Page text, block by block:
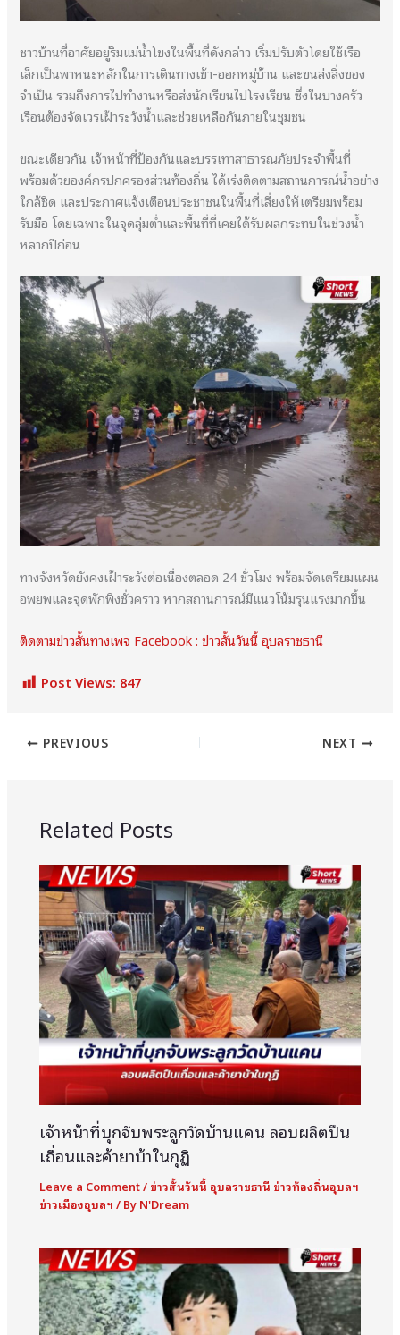
ชาวบ้านที่อาศัยอยู่ริมแม่น้ำโขงในพื้นที่ดังกล่าว เริ่มปรับตัวโดยใช้เรือ
เล็กเป็นพาหนะหลักในการเดินทางเข้า-ออกหมู่บ้าน และขนส่งสิ่งของ
จำเป็น รวมถึงการไปทำงานหรือส่งนักเรียนไปโรงเรียน ซึ่งในบางครัว
เรือนต้องจัดเวรเฝ้าระวังน้ำและช่วยเหลือกันภายในชุมชน
ขณะเดียวกัน เจ้าหน้าที่ป้องกันและบรรเทาสาธารณภัยประจำพื้นที่
พร้อมด้วยองค์กรปกครองส่วนท้องถิ่น ได้เร่งติดตามสถานการณ์น้ำอย่าง
ใกล้ชิด และประกาศแจ้งเตือนประชาชนในพื้นที่เสี่ยงให้เตรียมพร้อม
รับมือ โดยเฉพาะในจุดลุ่มต่ำและพื้นที่ที่เคยได้รับผลกระทบในช่วงน้ำ
หลากปีก่อน
ทางจังหวัดยังคงเฝ้าระวังต่อเนื่องตลอด 24 ชั่วโมง พร้อมจัดเตรียมแผน
อพยพและจุดพักพิงชั่วคราว หากสถานการณ์มีแนวโน้มรุนแรงมากขึ้น
ติดตามข่าวสั้นทางเพจ Facebook : ข่าวสั้นวันนี้ อุบลราชธานี
Post Views: 847
PREVIOUS NEXT
Related Posts
เจ้าหน้าที่บุกจับพระลูกวัดบ้านแคน ลอบผลิตปืน
เถื่อนและค้ายาบ้าในกุฏิ
Leave a Comment/ ข่าวสั้นวันนี้ อุบลราชธานี ข่าวท้องถิ่นอุบลฯ
ข่าวเมืองอุบลฯ / By N'Dream